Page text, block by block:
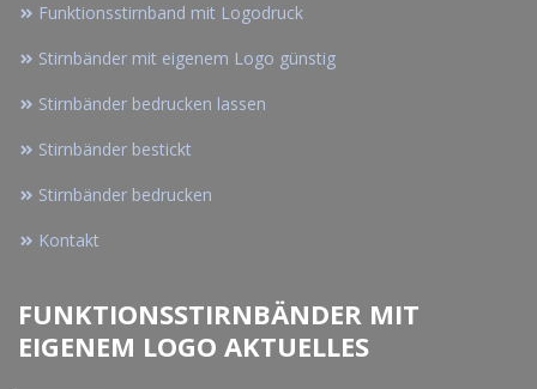
Funktionsstirnband mit Logodruck
Stirnbänder mit eigenem Logo günstig
Stirnbänder bedrucken lassen
Stirnbänder bestickt
Stirnbänder bedrucken
Kontakt
FUNKTIONSSTIRNBÄNDER MIT
EIGENEM LOGO AKTUELLES